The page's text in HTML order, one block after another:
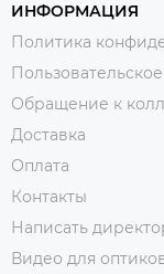
ИНФОРМАЦИЯ
Политика
Обращение к
Доставка
Оплата
Контакты
Написать
Видео для